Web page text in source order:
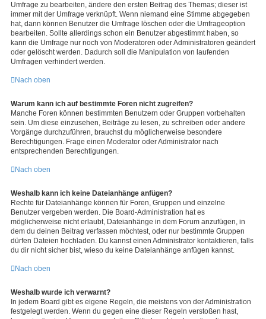
Umfrage zu bearbeiten, ändere den ersten Beitrag des Themas; dieser ist
immer mit der Umfrage verknüpft. Wenn niemand eine Stimme abgegeben
hat, dann können Benutzer die Umfrage löschen oder die Umfrageoption
bearbeiten. Sollte allerdings schon ein Benutzer abgestimmt haben, so
kann die Umfrage nur noch von Moderatoren oder Administratoren geändert
oder gelöscht werden. Dadurch soll die Manipulation von laufenden
Umfragen verhindert werden.
Nach oben
Warum kann ich auf bestimmte Foren nicht zugreifen?
Manche Foren können bestimmten Benutzern oder Gruppen vorbehalten
sein. Um diese einzusehen, Beiträge zu lesen, zu schreiben oder andere
Vorgänge durchzuführen, brauchst du möglicherweise besondere
Berechtigungen. Frage einen Moderator oder Administrator nach
entsprechenden Berechtigungen.
Nach oben
Weshalb kann ich keine Dateianhänge anfügen?
Rechte für Dateianhänge können für Foren, Gruppen und einzelne
Benutzer vergeben werden. Die Board-Administration hat es
möglicherweise nicht erlaubt, Dateianhänge in dem Forum anzufügen, in
dem du deinen Beitrag verfassen möchtest, oder nur bestimmte Gruppen
dürfen Dateien hochladen. Du kannst einen Administrator kontaktieren, falls
du dir nicht sicher bist, wieso du keine Dateianhänge anfügen kannst.
Nach oben
Weshalb wurde ich verwarnt?
In jedem Board gibt es eigene Regeln, die meistens von der Administration
festgelegt werden. Wenn du gegen eine dieser Regeln verstoßen hast,